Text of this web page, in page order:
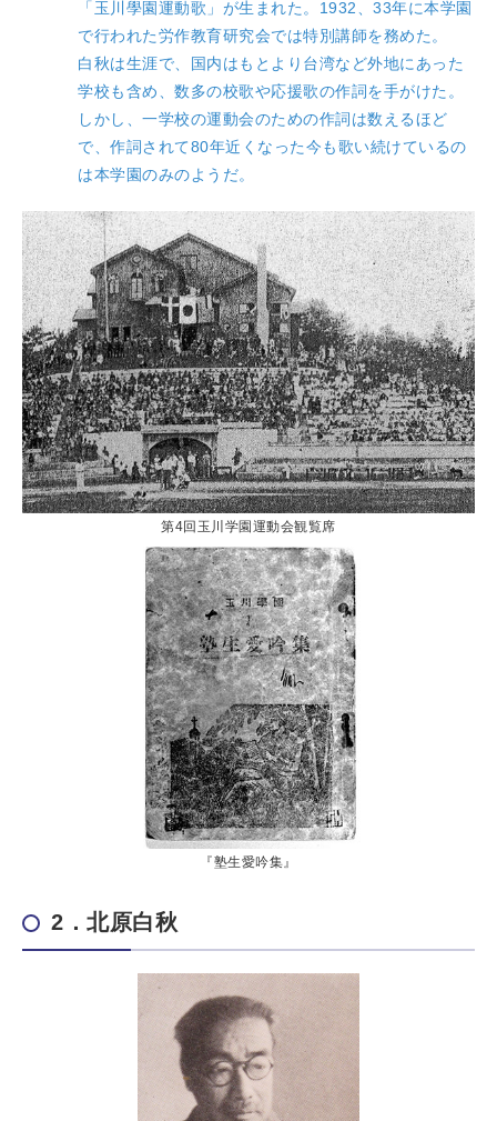
「玉川學園運動歌」が生まれた。1932、33年に本学園
で行われた労作教育研究会では特別講師を務めた。
白秋は生涯で、国内はもとより台湾など外地にあった
学校も含め、数多の校歌や応援歌の作詞を手がけた。
しかし、一学校の運動会のための作詞は数えるほど
で、作詞されて80年近くなった今も歌い続けているの
は本学園のみのようだ。
第4回玉川学園運動会観覧席
『塾生愛吟集』
2．北原白秋